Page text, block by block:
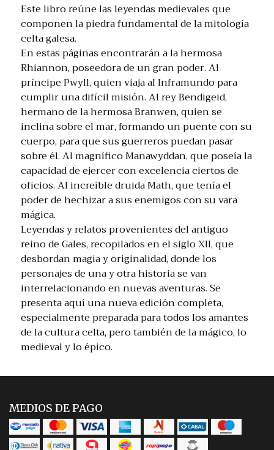
Este libro reúne las leyendas medievales que
componen la piedra fundamental de la mitología
celta galesa.
En estas páginas encontrarán a la hermosa
Rhiannon, poseedora de un gran poder. Al
príncipe Pwyll, quien viaja al Inframundo para
cumplir una difícil misión. Al rey Bendigeid,
hermano de la hermosa Branwen, quien se
inclina sobre el mar, formando un puente con su
cuerpo, para que sus guerreros puedan pasar
sobre él. Al magnífico Manawyddan, que poseía la
capacidad de ejercer con excelencia ciertos de
oficios. Al increíble druida Math, que tenía el
poder de hechizar a sus enemigos con su vara
mágica.
Leyendas y relatos provenientes del antiguo
reino de Gales, recopilados en el siglo XII, que
desbordan magia y originalidad, donde los
personajes de una y otra historia se van
interrelacionando en nuevas aventuras. Se
presenta aquí una nueva edición completa,
especialmente preparada para todos los amantes
de la cultura celta, pero también de la mágico, lo
medieval y lo épico.
MEDIOS DE PAGO